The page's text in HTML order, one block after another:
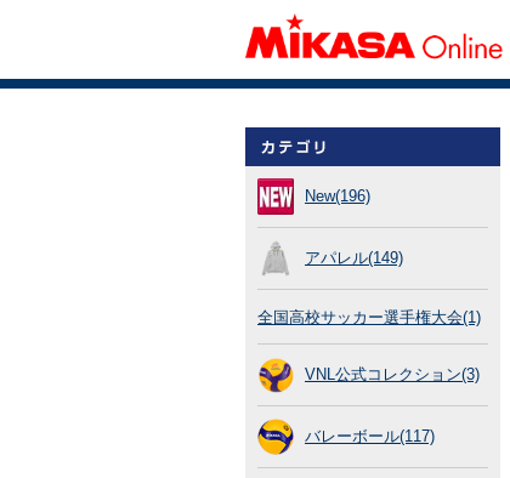
New(196)
アパレル(149)
全国高校サッカー選手権大会(1)
VNL公式コレクション(3)
バレーボール(117)